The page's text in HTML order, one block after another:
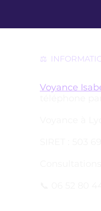
⚖️
Voyance